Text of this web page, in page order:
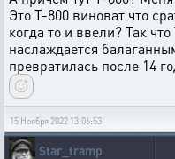
Это Т-800 виноват что
когда то и ввели? Так
наслаждается
превратилась после 14
15 Ноября 2022 13:06:53
Star_tramp